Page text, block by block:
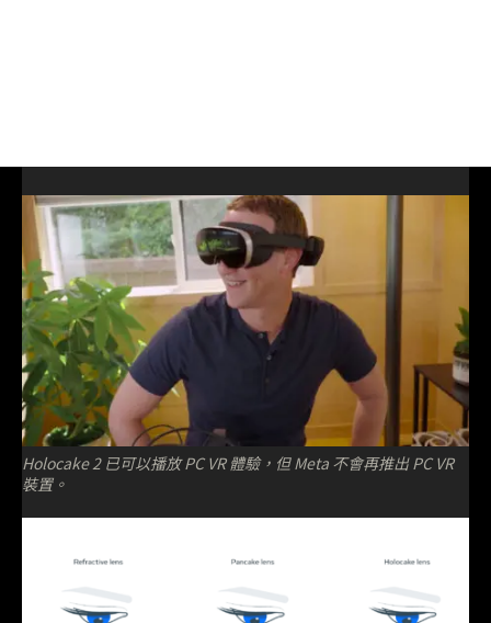
Holocake 2 已可以播放 PC VR 體驗，但 Meta 不會再推出 PC VR
裝置。